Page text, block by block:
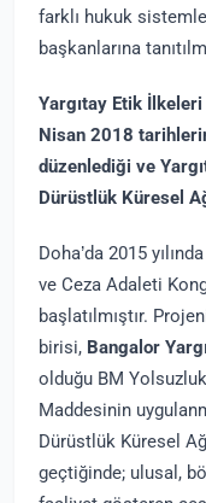
farklı hukuk
başkanlarına
Yargıtay Etik
Nisan 2018
düzenlediği ve
Dürüstlük Küresel
Doha’da 2015
ve Ceza Adaleti
başlatılmıştır.
birisi, Bangalor
olduğu BM
Maddesinin
Dürüstlük Küresel
geçtiğinde; ulusal,